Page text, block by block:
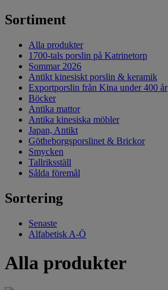
Sortiment
Alla produkter
1700-tals porslin på Katrinetorp
Sommar 2026
Antikt kinesiskt porslin & keramik
Exportporslin från Kina under 400 år
Böcker
Antika mattor
Antika kinesiska möbler
Japan, Antikt
Götheborgsporslinet & Brickor
Smycken
Tallriksställ
Sålda föremål
Sortering
Senaste
Alfabetisk A-Ö
Alla produkter